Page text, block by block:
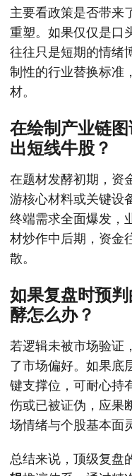
主要看政策是否带来
重塑。如果仅仅是口
往往只是短期的情绪
制性的行业替换标准
材。
在绘制产业链
出短线牛股？
在题材发酵初期，资
游核心材料或关键设
终端需求全面爆发，
材炒作中后期，资金
散。
如果复盘时预
酵怎么办？
若逻辑未被市场验证
了市场偏好。如果底
键支撑位，可耐心持
伤或已被证伪，应果
场情绪与个股基本面
总结来说，顶级复盘